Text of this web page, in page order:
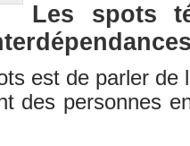
Les spots
est de parler
des personnes